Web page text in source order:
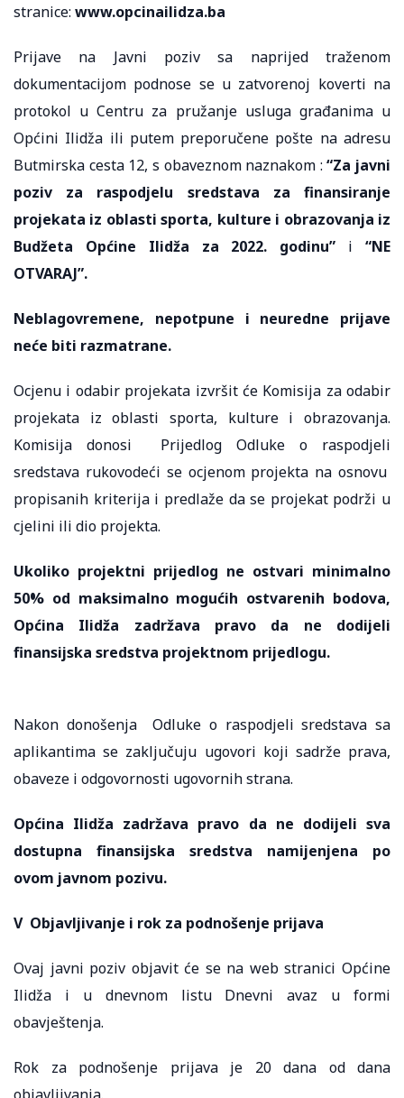
stranice: www.opcinailidza.ba
Prijave na Javni poziv sa naprijed traženom
dokumentacijom podnose se u zatvorenoj koverti na
protokol u Centru za pružanje usluga građanima u
Općini Ilidža ili putem preporučene pošte na adresu
Butmirska cesta 12, s obaveznom naznakom :“Za javni
poziv za raspodjelu sredstava za finansiranje
projekata iz oblasti sporta, kulture i obrazovanja iz
Budžeta Općine Ilidža za 2022. godinu” i “NE
OTVARAJ”.
Neblagovremene, nepotpune i neuredne prijave
neće biti razmatrane.
Ocjenu i odabir projekata izvršit će Komisija za odabir
projekata iz oblasti sporta, kulture i obrazovanja.
Komisija donosi Prijedlog Odluke o raspodjeli
sredstava rukovodeći se ocjenom projekta na osnovu
propisanih kriterija i predlaže da se projekat podrži u
cjelini ili dio projekta.
Ukoliko projektni prijedlog ne ostvari minimalno
50% od maksimalno mogućih ostvarenih bodova,
Općina Ilidža zadržava pravo da ne dodijeli
finansijska sredstva projektnom prijedlogu.
Nakon donošenja Odluke o raspodjeli sredstava sa
aplikantima se zaključuju ugovori koji sadrže prava,
obaveze i odgovornosti ugovornih strana.
Općina Ilidža zadržava pravo da ne dodijeli sva
dostupna finansijska sredstva namijenjena po
ovom javnom pozivu.
V Objavljivanje i rok za podnošenje prijava
Ovaj javni poziv objavit će se na web stranici Općine
Ilidža i u dnevnom listu Dnevni avaz u formi
obavještenja.
Rok za podnošenje prijava je 20 dana od dana